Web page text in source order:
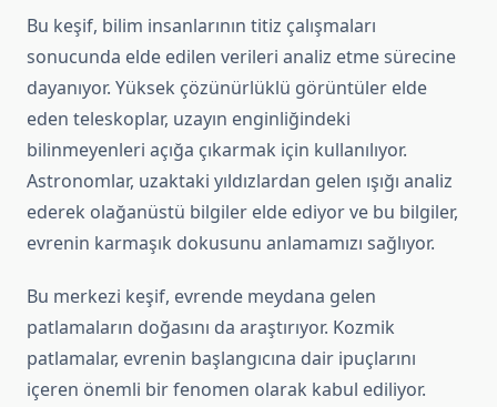
Bu keşif, bilim insanlarının titiz çalışmaları
sonucunda elde edilen verileri analiz etme sürecine
dayanıyor. Yüksek çözünürlüklü görüntüler elde
eden teleskoplar, uzayın enginliğindeki
bilinmeyenleri açığa çıkarmak için kullanılıyor.
Astronomlar, uzaktaki yıldızlardan gelen ışığı analiz
ederek olağanüstü bilgiler elde ediyor ve bu bilgiler,
evrenin karmaşık dokusunu anlamamızı sağlıyor.
Bu merkezi keşif, evrende meydana gelen
patlamaların doğasını da araştırıyor. Kozmik
patlamalar, evrenin başlangıcına dair ipuçlarını
içeren önemli bir fenomen olarak kabul ediliyor.